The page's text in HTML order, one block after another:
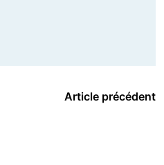
Article précédent